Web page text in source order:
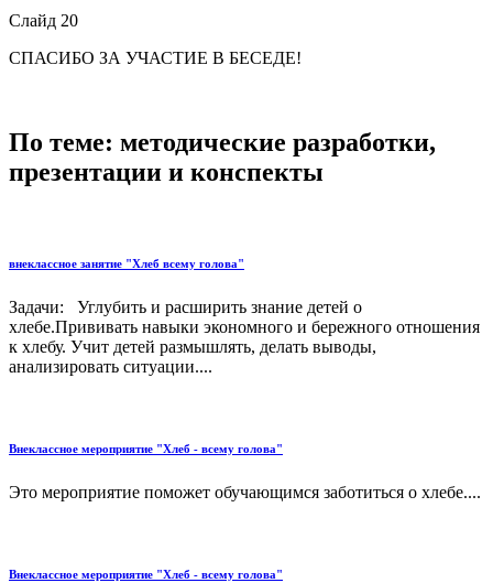
Слайд 20
СПАСИБО ЗА УЧАСТИЕ В БЕСЕДЕ!
По теме: методические разработки,
презентации и конспекты
внеклассное занятие "Хлеб всему голова"
Задачи: Углубить и расширить знание детей о
хлебе.Прививать навыки экономного и бережного отношения
к хлебу. Учит детей размышлять, делать выводы,
анализировать ситуации....
Внеклассное мероприятие "Хлеб - всему голова"
Это мероприятие поможет обучающимся заботиться о хлебе....
Внеклассное мероприятие "Хлеб - всему голова"